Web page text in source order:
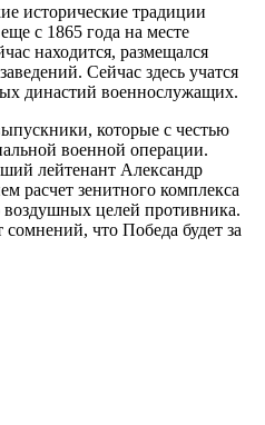
исторические традиции
с 1865 года на месте
находится, размещался
Сейчас здесь учатся
династий военнослужащих.
которые с честью
военной операции.
лейтенант Александр
расчет зенитного комплекса
целей противника.
что Победа будет за